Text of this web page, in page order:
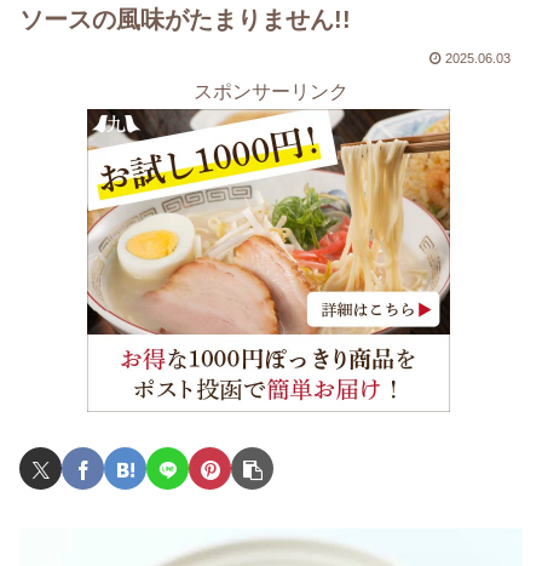
ソースの風味がたまりません!!
2025.06.03
スポンサーリンク